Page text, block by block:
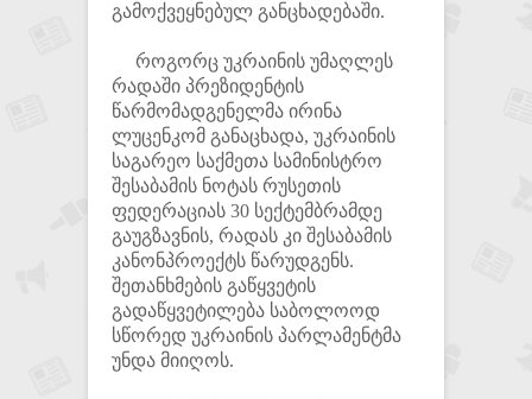
გამოქვეყნებულ განცხადებაში.
როგორც უკრაინის უმაღლეს
რადაში პრეზიდენტის
წარმომადგენელმა ირინა
ლუცენკომ განაცხადა, უკრაინის
საგარეო საქმეთა სამინისტრო
შესაბამის ნოტას რუსეთის
ფედერაციას 30 სექტემბრამდე
გაუგზავნის, რადას კი შესაბამის
კანონპროექტს წარუდგენს.
შეთანხმების გაწყვეტის
გადაწყვეტილება საბოლოოდ
სწორედ უკრაინის პარლამენტმა
უნდა მიიღოს.